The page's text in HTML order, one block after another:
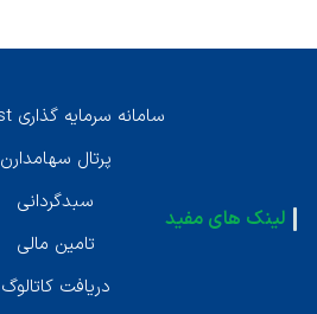
لینک های مفید
سامانه سرمايه گذارى Pginvest
پرتال سهامدارن
سبدگردانى
تامين مالى
دريافت كاتالوگ